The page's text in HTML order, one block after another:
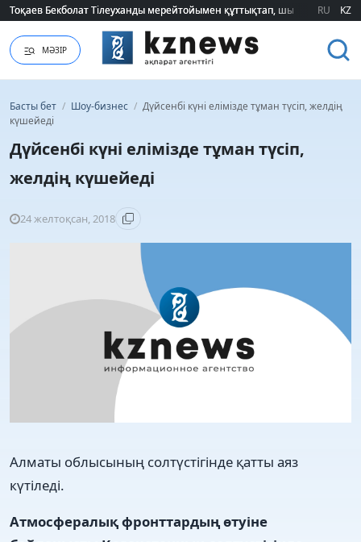
Тоқаев Бекболат Тілеуханды мерейтойымен құттықтап, шығармашылық
Тоқаев Бекболат Тілеуханды мерейтойымен құттықтап, шығармашылық
RU KZ
МӘЗІР
Басты бет / Шоу-бизнес / Дүйсенбі күні елімізде тұман түсіп, желдің
күшейеді
Дүйсенбі күні елімізде тұман түсіп,
желдің күшейеді
24 желтоқсан, 2018
Алматы облысының солтүстігінде қатты аяз
күтіледі.
Атмосфералық фронттардың өтуіне